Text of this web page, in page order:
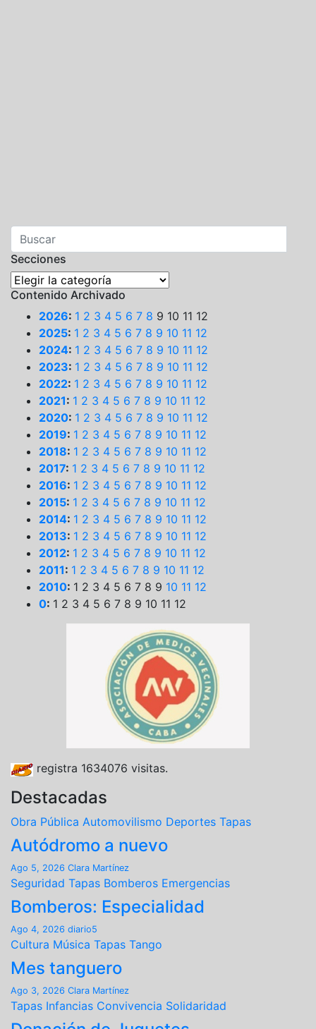
Secciones
Secciones
Contenido Archivado
2026: 1 2 3 4 5 6 7 8 9 10 11 12
2025: 1 2 3 4 5 6 7 8 9 10 11 12
2024: 1 2 3 4 5 6 7 8 9 10 11 12
2023: 1 2 3 4 5 6 7 8 9 10 11 12
2022: 1 2 3 4 5 6 7 8 9 10 11 12
2021: 1 2 3 4 5 6 7 8 9 10 11 12
2020: 1 2 3 4 5 6 7 8 9 10 11 12
2019: 1 2 3 4 5 6 7 8 9 10 11 12
2018: 1 2 3 4 5 6 7 8 9 10 11 12
2017: 1 2 3 4 5 6 7 8 9 10 11 12
2016: 1 2 3 4 5 6 7 8 9 10 11 12
2015: 1 2 3 4 5 6 7 8 9 10 11 12
2014: 1 2 3 4 5 6 7 8 9 10 11 12
2013: 1 2 3 4 5 6 7 8 9 10 11 12
2012: 1 2 3 4 5 6 7 8 9 10 11 12
2011: 1 2 3 4 5 6 7 8 9 10 11 12
2010: 1 2 3 4 5 6 7 8 9 10 11 12
0: 1 2 3 4 5 6 7 8 9 10 11 12
registra 1634076 visitas.
Destacadas
Obra Pública Automovilismo Deportes Tapas
Autódromo a nuevo
Ago 5, 2026 Clara Martínez
Seguridad Tapas Bomberos Emergencias
Bomberos: Especialidad
Ago 4, 2026 diario5
Cultura Música Tapas Tango
Mes tanguero
Ago 3, 2026 Clara Martínez
Tapas Infancias Convivencia Solidaridad